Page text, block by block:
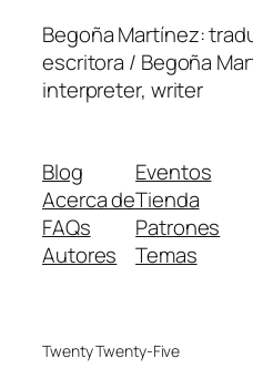
Begoña Martínez:
escritora / Begoña
interpreter, writer
Blog
Acerca de
FAQs
Autores
Eventos
Tienda
Patrones
Temas
Twenty Twenty-Five